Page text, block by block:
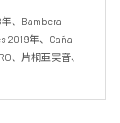
、Bambera
2019年、Caña
、片桐亜実音、